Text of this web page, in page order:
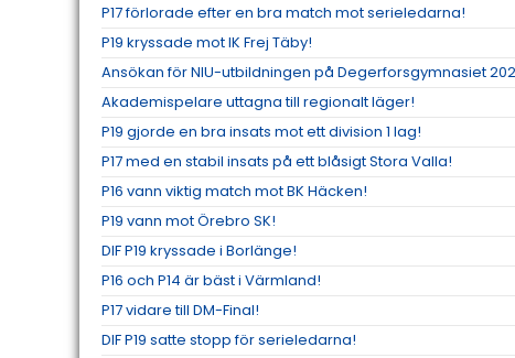
P17 förlorade efter en bra match mot serieledarna!
P19 kryssade mot IK Frej Täby!
Ansökan för NIU-utbildningen på Degerforsgymnasiet
Akademispelare uttagna till regionalt läger!
P19 gjorde en bra insats mot ett division 1 lag!
P17 med en stabil insats på ett blåsigt Stora Valla!
P16 vann viktig match mot BK Häcken!
P19 vann mot Örebro SK!
DIF P19 kryssade i Borlänge!
P16 och P14 är bäst i Värmland!
P17 vidare till DM-Final!
DIF P19 satte stopp för serieledarna!